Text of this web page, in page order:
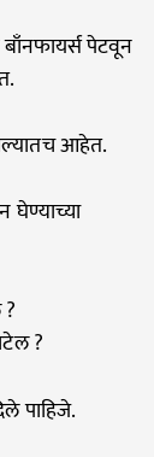
पेटवून
आहेत.
घेण्याच्या
?
पाहिजे.